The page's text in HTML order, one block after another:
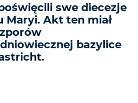
swe diecezje
Maryi. Akt ten miał
bazylice